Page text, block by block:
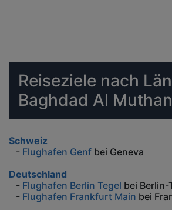
Reiseziele nach
Baghdad Al
Schweiz
- Flughafen Genf bei Geneva
Deutschland
- Flughafen Berlin Tegel bei Berlin-
- Flughafen Frankfurt Main bei